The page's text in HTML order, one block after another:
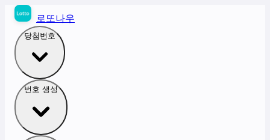
로또나우
당첨번호
번호 생성